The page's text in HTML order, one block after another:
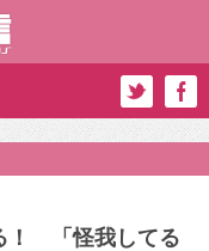
！ 「怪我してる